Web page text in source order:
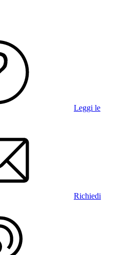
Leggi le
Richiedi